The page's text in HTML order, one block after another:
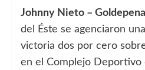
Johnny Nieto –
del Éste se agenciaron
victoria dos por cero
en el Complejo Deportivo